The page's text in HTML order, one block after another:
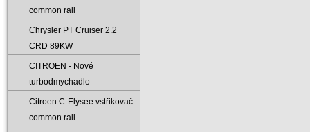
common rail
Chrysler PT Cruiser 2.2
CRD 89KW
CITROEN - Nové
turbodmychadlo
Citroen C-Elysee vstřikovač
common rail